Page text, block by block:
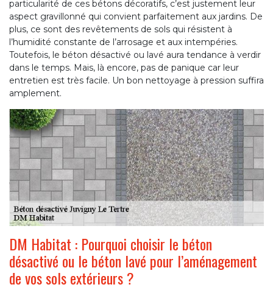
particularité de ces bétons décoratifs, c’est justement leur
aspect gravillonné qui convient parfaitement aux jardins. De
plus, ce sont des revêtements de sols qui résistent à
l’humidité constante de l’arrosage et aux intempéries.
Toutefois, le béton désactivé ou lavé aura tendance à verdir
dans le temps. Mais, là encore, pas de panique car leur
entretien est très facile. Un bon nettoyage à pression suffira
amplement.
DM Habitat : Pourquoi choisir le béton
désactivé ou le béton lavé pour l’aménagement
de vos sols extérieurs ?